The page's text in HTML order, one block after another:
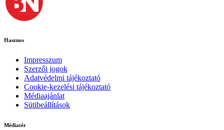
Hasznos
Impresszum
Szerzői jogok
Adatvédelmi tájékoztató
Cookie-kezelési tájékoztató
Médiaajánlat
Sütibeállítások
Médiatér